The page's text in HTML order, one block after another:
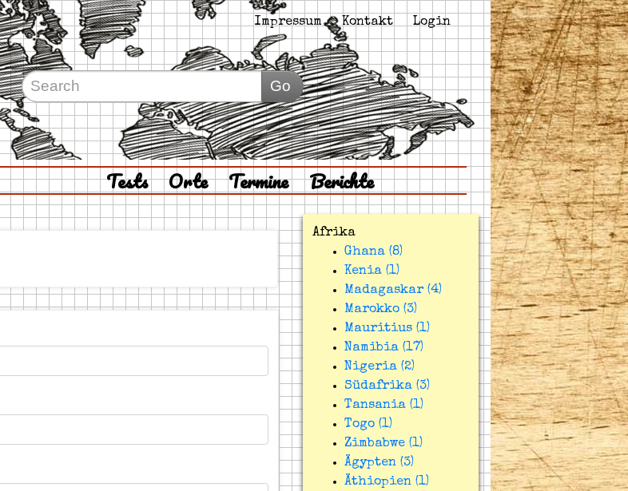
Impressum Kontakt Login
Go
Tests Orte Termine Berichte
Afrika
Ghana (8)
Kenia (1)
Madagaskar (4)
Marokko (3)
Mauritius (1)
Namibia (17)
Nigeria (2)
Südafrika (3)
Tansania (1)
Togo (1)
Zimbabwe (1)
Ägypten (3)
Äthiopien (1)